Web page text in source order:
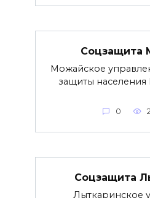
Соцзащита
Можайское
защиты населения
0
Соцзащита
Лыткаринское